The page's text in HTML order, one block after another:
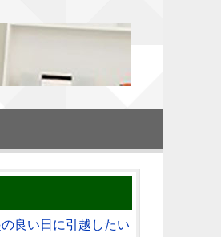
の良い日に引越したい